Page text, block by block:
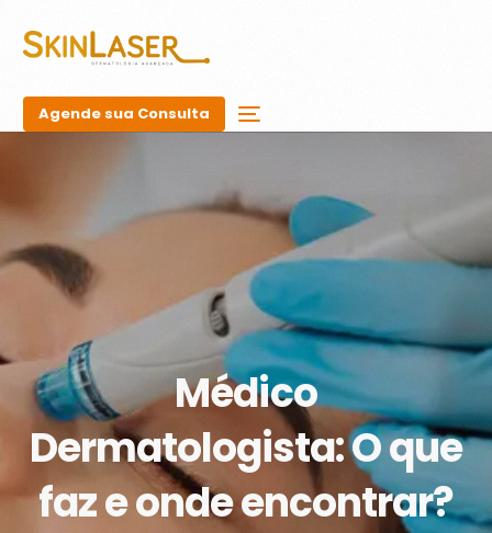
Agende sua Consulta
Médico
Dermatologista: O que
faz e onde encontrar?